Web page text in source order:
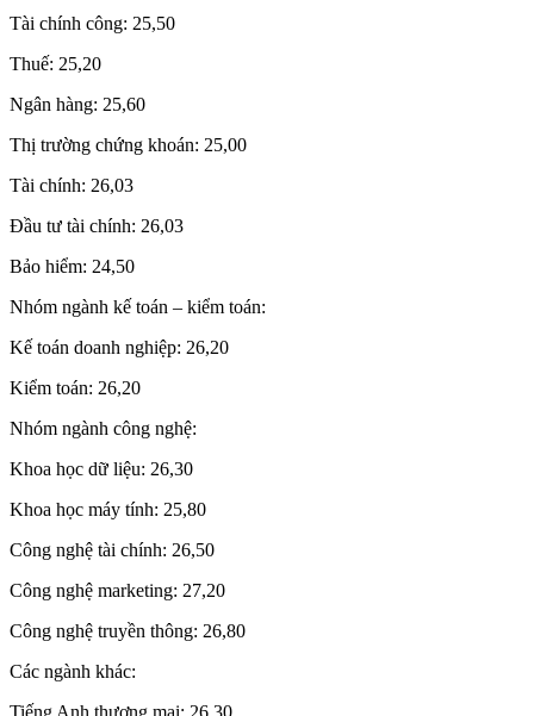
Tài chính công: 25,50
Thuế: 25,20
Ngân hàng: 25,60
Thị trường chứng khoán: 25,00
Tài chính: 26,03
Đầu tư tài chính: 26,03
Bảo hiểm: 24,50
Nhóm ngành kế toán – kiểm toán:
Kế toán doanh nghiệp: 26,20
Kiểm toán: 26,20
Nhóm ngành công nghệ:
Khoa học dữ liệu: 26,30
Khoa học máy tính: 25,80
Công nghệ tài chính: 26,50
Công nghệ marketing: 27,20
Công nghệ truyền thông: 26,80
Các ngành khác:
Tiếng Anh thương mại: 26,30